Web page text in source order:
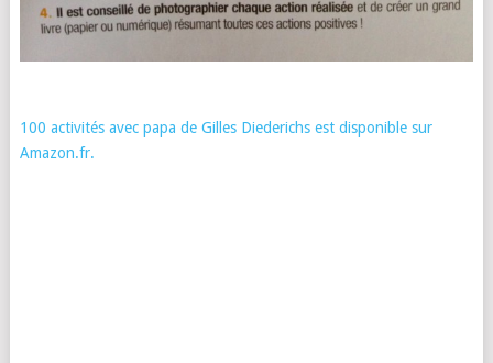
100 activités avec papa de Gilles Diederichs est disponible sur
Amazon.fr.